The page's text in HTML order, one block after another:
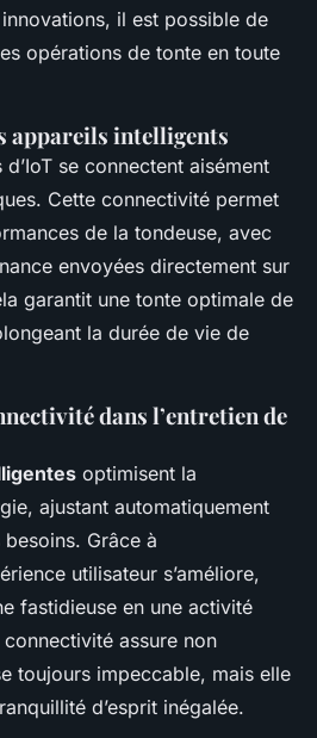
il est possible de
opérations de tonte en toute
appareils intelligents
se connectent aisément
Cette connectivité permet
de la tondeuse, avec
envoyées directement sur
garantit une tonte optimale de
la durée de vie de
dans l’entretien de
optimisent la
ajustant automatiquement
Grâce à
utilisateur s’améliore,
fastidieuse en une activité
assure non
toujours impeccable, mais elle
d’esprit inégalée.